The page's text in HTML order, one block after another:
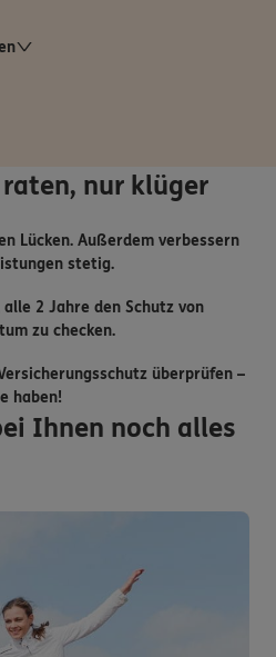
nur klüger
Lücken. Außerdem verbessern
stetig.
2 Jahre den Schutz von
zu checken.
überprüfen –
haben!
Ihnen noch alles